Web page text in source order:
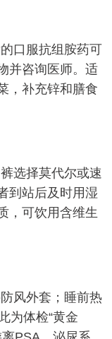
口服抗组胺药可
并咨询医师。适
，补充锌和膳食
选择莫代尔或速
到站后及时用湿
，可饮用含维生
风外套；睡前热
为体检“黄金